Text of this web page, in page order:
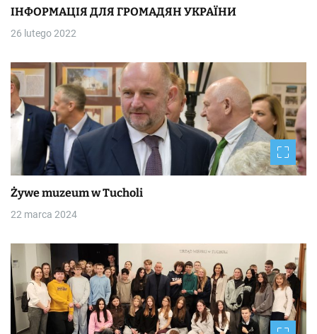
ІНФОРМАЦІЯ ДЛЯ ГРОМАДЯН УКРАЇНИ
26 lutego 2022
Żywe muzeum w Tucholi
22 marca 2024